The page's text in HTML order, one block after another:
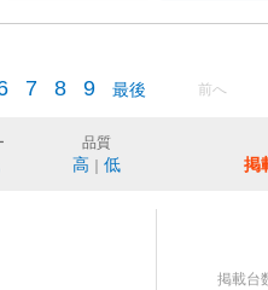
前へ
7 8 9 最後
品質
高 低 掲
掲載台